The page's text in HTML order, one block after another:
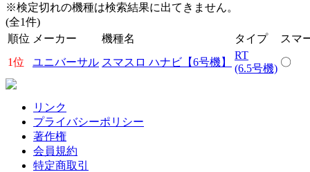
※検定切れの機種は検索結果に出てきません。
(全1件)
順位 メーカー 機種名 タイプ
スマ
1位
ユニバーサル スマスロ ハナビ【6号機】
RT
(6.5号機)
〇
リンク
プライバシーポリシー
著作権
会員規約
特定商取引